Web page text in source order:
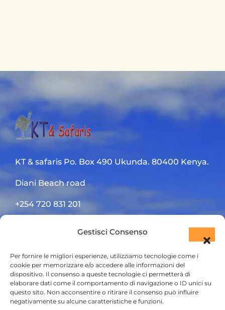
Gestisci Consenso
Per fornire le migliori esperienze, utilizziamo tecnologie come i
cookie per memorizzare e/o accedere alle informazioni del
dispositivo. Il consenso a queste tecnologie ci permetterà di
elaborare dati come il comportamento di navigazione o ID unici su
questo sito. Non acconsentire o ritirare il consenso può influire
negativamente su alcune caratteristiche e funzioni.
KT & safaris Po. Box 490 Ukunda. 80400 Kenya.
Diani Beach road
+254 720 831 201